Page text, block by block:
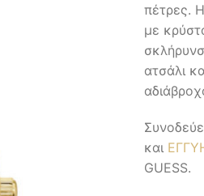
πέτρες.
με
ατσάλι
και
GUESS.